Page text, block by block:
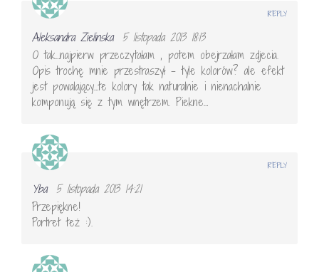
Aleksandra Zielinska
5 listopada 2013 18:13
O tak…najpierw przeczytałam , potem obejrzałam zdjecia.
Opis trochę mnie przestraszył – tyle kolorów? ale efekt
jest powalający…te kolory tak naturalnie i nienachalnie
komponują się z tym wnętrzem. Piekne…
REPLY
Yba
5 listopada 2013 14:21
Przepiękne!
Portret też :).
REPLY